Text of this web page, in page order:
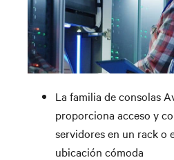
La familia de consolas
proporciona acceso y
servidores en un rack o
ubicación cómoda